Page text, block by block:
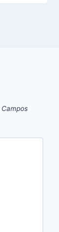
Campos